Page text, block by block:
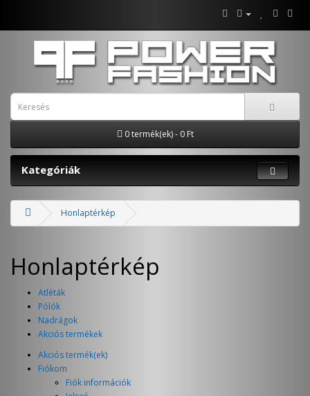
0 termék(ek) - 0 Ft
Kategóriák
Honlaptérkép
Honlaptérkép
Atléták
Pólók
Nadrágok
Akciós termékek
Akciós termék(ek)
Fiókom
Fiók információk